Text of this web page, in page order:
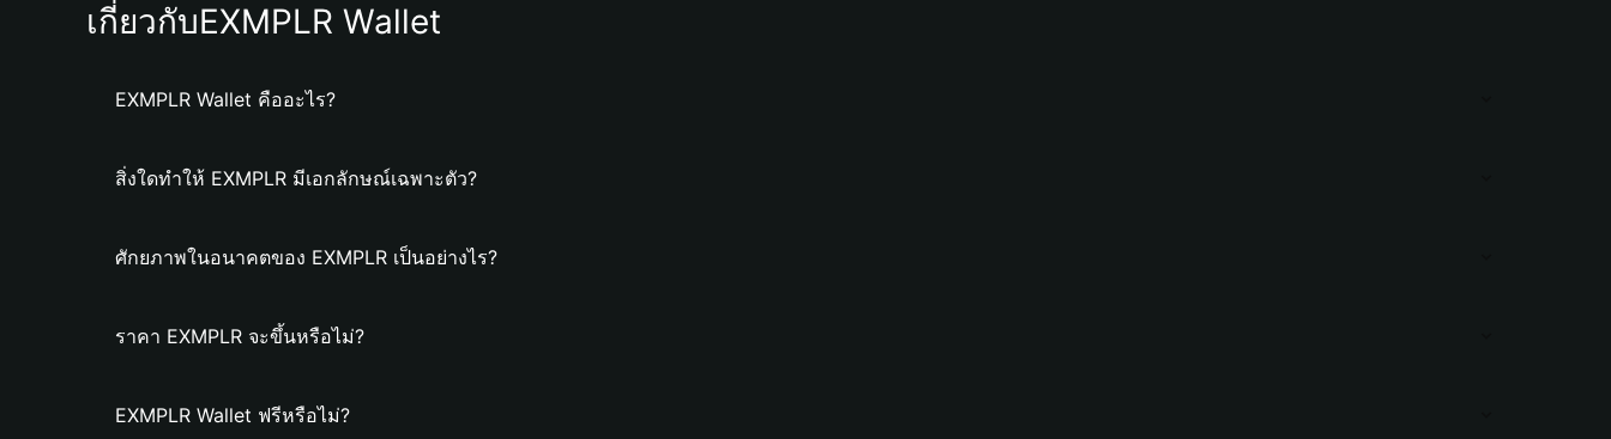
เกี่ยวกับEXMPLR Wallet
EXMPLR Wallet คืออะไร?
สิ่งใดทำให้ EXMPLR มีเอกลักษณ์เฉพาะตัว?
ศักยภาพในอนาคตของ EXMPLR เป็นอย่างไร?
ราคา EXMPLR จะขึ้นหรือไม่?
EXMPLR Wallet ฟรีหรือไม่?